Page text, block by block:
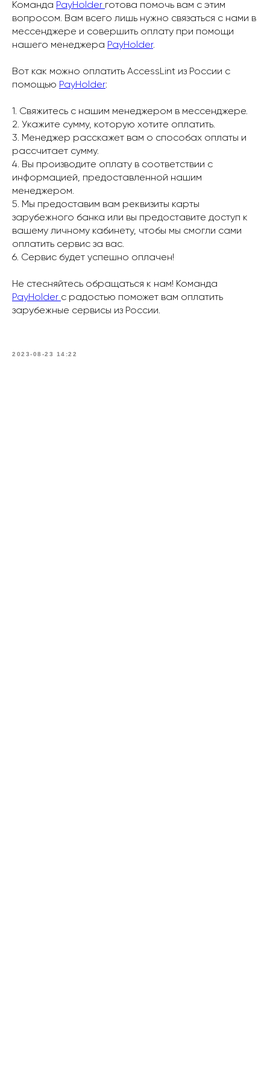
Команда PayHolder готова помочь вам с этим
вопросом. Вам всего лишь нужно связаться с нами в
мессенджере и совершить оплату при помощи
нашего менеджера PayHolder.
Вот как можно оплатить AccessLint из России с
помощью PayHolder:
1. Свяжитесь с нашим менеджером в мессенджере.
2. Укажите сумму, которую хотите оплатить.
3. Менеджер расскажет вам о способах оплаты и
рассчитает сумму.
4. Вы производите оплату в соответствии с
информацией, предоставленной нашим
менеджером.
5. Мы предоставим вам реквизиты карты
зарубежного банка или вы предоставите доступ к
вашему личному кабинету, чтобы мы смогли сами
оплатить сервис за вас.
6. Сервис будет успешно оплачен!
Не стесняйтесь обращаться к нам! Команда
PayHolder с радостью поможет вам оплатить
зарубежные сервисы из России.
2023-08-23 14:22